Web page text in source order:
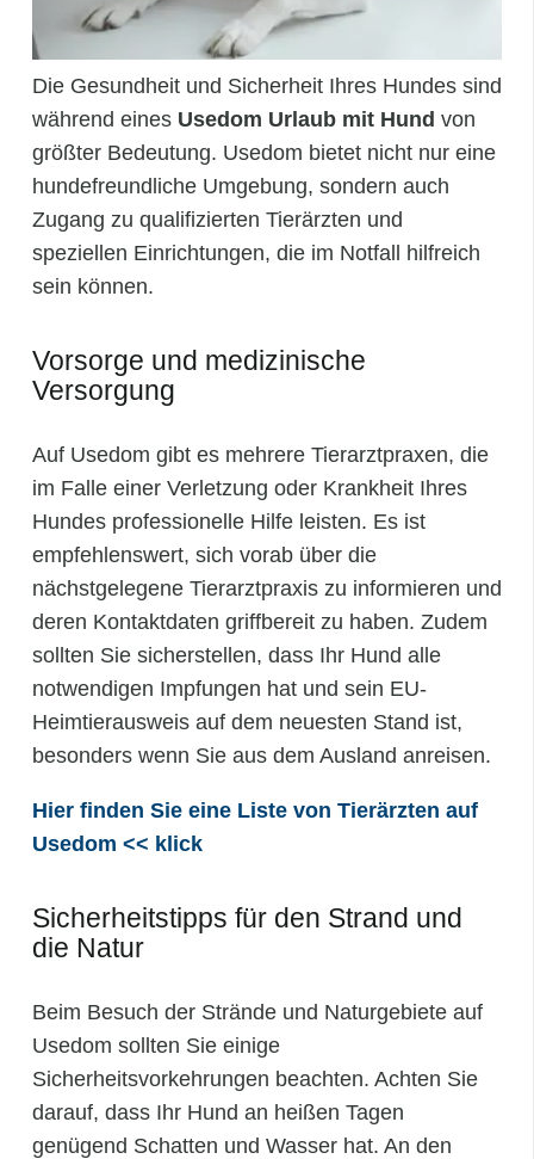
Die Gesundheit und Sicherheit Ihres Hundes sind
während eines Usedom Urlaub mit Hund von
größter Bedeutung. Usedom bietet nicht nur eine
hundefreundliche Umgebung, sondern auch
Zugang zu qualifizierten Tierärzten und
speziellen Einrichtungen, die im Notfall hilfreich
sein können.
Vorsorge und medizinische
Versorgung
Auf Usedom gibt es mehrere Tierarztpraxen, die
im Falle einer Verletzung oder Krankheit Ihres
Hundes professionelle Hilfe leisten. Es ist
empfehlenswert, sich vorab über die
nächstgelegene Tierarztpraxis zu informieren und
deren Kontaktdaten griffbereit zu haben. Zudem
sollten Sie sicherstellen, dass Ihr Hund alle
notwendigen Impfungen hat und sein EU-
Heimtierausweis auf dem neuesten Stand ist,
besonders wenn Sie aus dem Ausland anreisen.
Hier finden Sie eine Liste von Tierärzten auf
Usedom << klick
Sicherheitstipps für den Strand und
die Natur
Beim Besuch der Strände und Naturgebiete auf
Usedom sollten Sie einige
Sicherheitsvorkehrungen beachten. Achten Sie
darauf, dass Ihr Hund an heißen Tagen
genügend Schatten und Wasser hat. An den